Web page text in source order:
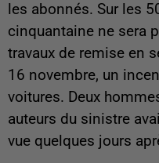
les abonnés. Sur les
cinquantaine ne sera
travaux de remise en
16 novembre, un
voitures. Deux
auteurs du sinistre
vue quelques jours